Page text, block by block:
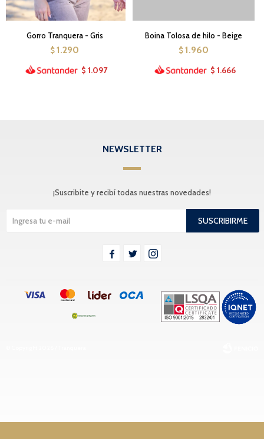
Gorro Tranquera - Gris
$ 1.290
$ 1.097
Boina Tolosa de hilo - Beige
$ 1.960
$ 1.666
NEWSLETTER
¡Suscribite y recibí todas nuestras novedades!
SUSCRIBIRME
  